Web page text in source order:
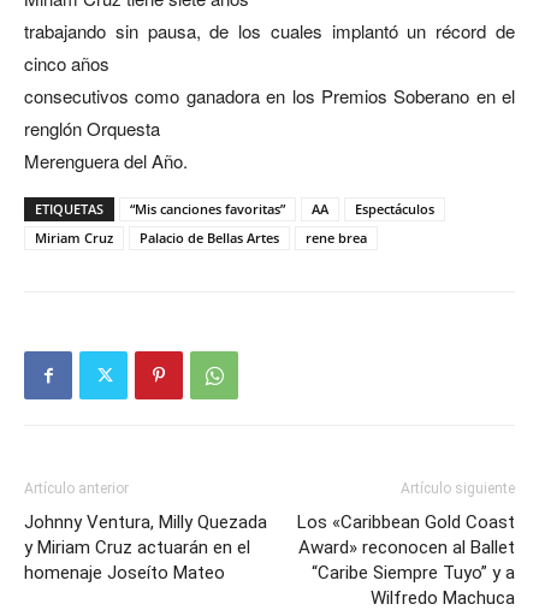
trabajando sin pausa, de los cuales implantó un récord de
cinco años
consecutivos como ganadora en los Premios Soberano en el
renglón Orquesta
Merenguera del Año.
ETIQUETAS “Mis canciones favoritas” AA
Espectáculos
Miriam Cruz
Palacio de Bellas Artes rene brea
Artículo anterior
Johnny Ventura, Milly Quezada
y Miriam Cruz actuarán en el
homenaje Joseíto Mateo
Artículo siguiente
Los «Caribbean Gold Coast
Award» reconocen al Ballet
“Caribe Siempre Tuyo” y a
Wilfredo Machuca